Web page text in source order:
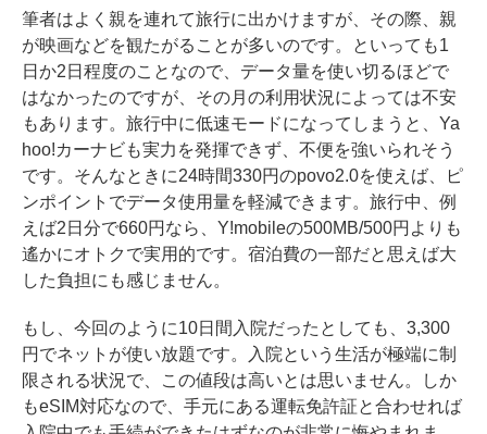
筆者はよく親を連れて旅行に出かけますが、その際、親
が映画などを観たがることが多いのです。といっても1
日か2日程度のことなので、データ量を使い切るほどで
はなかったのですが、その月の利用状況によっては不安
もあります。旅行中に低速モードになってしまうと、Ya
hoo!カーナビも実力を発揮できず、不便を強いられそう
です。そんなときに24時間330円のpovo2.0を使えば、ピ
ンポイントでデータ使用量を軽減できます。旅行中、例
えば2日分で660円なら、Y!mobileの500MB/500円よりも
遙かにオトクで実用的です。宿泊費の一部だと思えば大
した負担にも感じません。
もし、今回のように10日間入院だったとしても、3,300
円でネットが使い放題です。入院という生活が極端に制
限される状況で、この値段は高いとは思いません。しか
もeSIM対応なので、手元にある運転免許証と合わせれば